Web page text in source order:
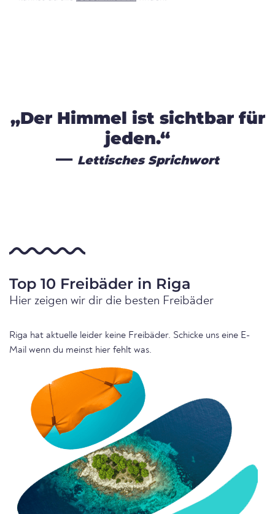
„Der Himmel ist sichtbar für
jeden.“
— Lettisches Sprichwort
Top 10 Freibäder in Riga
Hier zeigen wir dir die besten Freibäder
Riga hat aktuelle leider keine Freibäder. Schicke uns eine E-
Mail wenn du meinst hier fehlt was.